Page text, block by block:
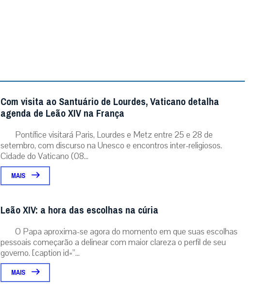
Com visita ao Santuário de Lourdes, Vaticano detalha
agenda de Leão XIV na França
Pontífice visitará Paris, Lourdes e Metz entre 25 e 28 de
setembro, com discurso na Unesco e encontros inter-religiosos.
Cidade do Vaticano (08...
MAIS
Leão XIV: a hora das escolhas na cúria
O Papa aproxima-se agora do momento em que suas escolhas
pessoais começarão a delinear com maior clareza o perfil de seu
governo. [caption id=”...
MAIS